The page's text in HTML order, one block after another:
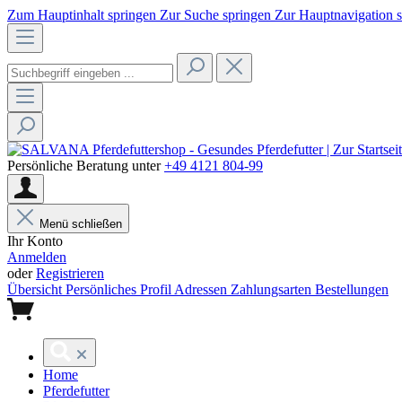
Zum Hauptinhalt springen Zur Suche springen Zur Hauptnavigation
Persönliche Beratung unter+49 4121 804-99
Menü schließen
Ihr Konto
Anmelden
oderRegistrieren
Übersicht Persönliches Profil Adressen Zahlungsarten Bestellungen
Home
Pferdefutter